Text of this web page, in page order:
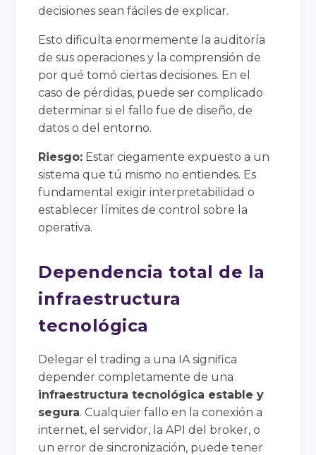
decisiones sean fáciles de explicar.
Esto dificulta enormemente la auditoría
de sus operaciones y la comprensión de
por qué tomó ciertas decisiones. En el
caso de pérdidas, puede ser complicado
determinar si el fallo fue de diseño, de
datos o del entorno.
Riesgo: Estar ciegamente expuesto a un
sistema que tú mismo no entiendes. Es
fundamental exigir interpretabilidad o
establecer límites de control sobre la
operativa.
Dependencia total de la
infraestructura
tecnológica
Delegar el trading a una IA significa
depender completamente de una
infraestructura tecnológica estable y
segura. Cualquier fallo en la conexión a
internet, el servidor, la API del broker, o
un error de sincronización, puede tener